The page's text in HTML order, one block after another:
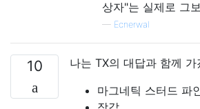
상자"는 실제로 그
— Ecnerwal
10
나는 TX의 대답과 함께
마그네틱 스터드 파